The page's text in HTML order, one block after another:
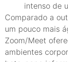
intenso de
Comparado a
um pouco mais
Zoom/Meet
ambientes